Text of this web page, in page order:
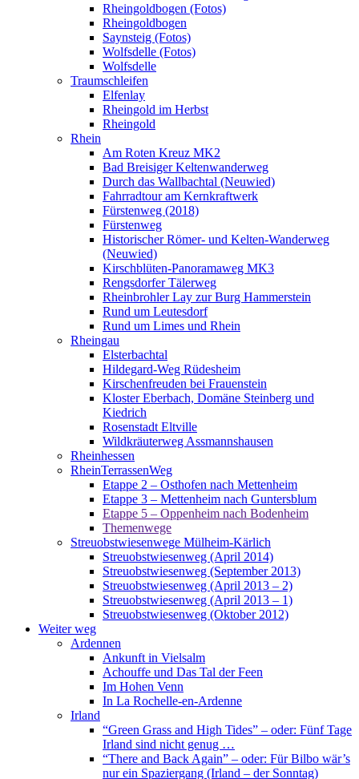
Rheingoldbogen (Fotos)
Rheingoldbogen
Saynsteig (Fotos)
Wolfsdelle (Fotos)
Wolfsdelle
Traumschleifen
Elfenlay
Rheingold im Herbst
Rheingold
Rhein
Am Roten Kreuz MK2
Bad Breisiger Keltenwanderweg
Durch das Wallbachtal (Neuwied)
Fahrradtour am Kernkraftwerk
Fürstenweg (2018)
Fürstenweg
Historischer Römer- und Kelten-Wanderweg
(Neuwied)
Kirschblüten-Panoramaweg MK3
Rengsdorfer Tälerweg
Rheinbrohler Lay zur Burg Hammerstein
Rund um Leutesdorf
Rund um Limes und Rhein
Rheingau
Elsterbachtal
Hildegard-Weg Rüdesheim
Kirschenfreuden bei Frauenstein
Kloster Eberbach, Domäne Steinberg und
Kiedrich
Rosenstadt Eltville
Wildkräuterweg Assmannshausen
Rheinhessen
RheinTerrassenWeg
Etappe 2 – Osthofen nach Mettenheim
Etappe 3 – Mettenheim nach Guntersblum
Etappe 5 – Oppenheim nach Bodenheim
Themenwege
Streuobstwiesenwege Mülheim-Kärlich
Streuobstwiesenweg (April 2014)
Streuobstwiesenweg (September 2013)
Streuobstwiesenweg (April 2013 – 2)
Streuobstwiesenweg (April 2013 – 1)
Streuobstwiesenweg (Oktober 2012)
Weiter weg
Ardennen
Ankunft in Vielsalm
Achouffe und Das Tal der Feen
Im Hohen Venn
In La Rochelle-en-Ardenne
Irland
“Green Grass and High Tides” – oder: Fünf Tage
Irland sind nicht genug …
“There and Back Again” – oder: Für Bilbo wär’s
nur ein Spaziergang (Irland – der Sonntag)